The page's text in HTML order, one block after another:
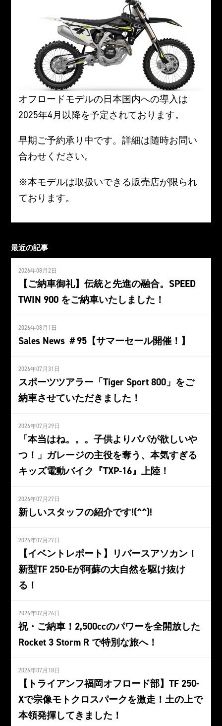
オフロードモデルの日本国内への導入は
2025年4月以降を予定されております。
早期ご予約承り中です。詳細は随時お問い
合わせください。
※本モデルは取扱いできる販売店が限られ
ております。
最近の記事
2026年08月2日
【ご納車御礼】伝統と先進の融合。SPEED
TWIN 900 をご納車いたしました！
2026年08月1日
Sales News ＃95【サマーセール開催！】
2026年07月31日
スポーツツアラー「Tiger Sport 800」をご
納車させていただきました！
2026年07月29日
「本当はね。。。子供よりパパが欲しいや
つ！」ガレージの主役を奪う、本気すぎる
キッズ電動バイク『TXP-16』上陸！
2026年07月27日
新しいスタッフの紹介です!(^^)!
2026年07月27日
【イベントレポート】リバースアソカン！
新型TF 250-Eが阿蘇の大自然を駆け抜け
る！
2026年07月26日
祝・ご納車！2,500ccのパワーを全開放した
Rocket 3 Storm R で特別な旅へ！
2026年07月18日
【トライアンフ福岡オフロード部】TF 250-
Xで宗像モトクロスパークを激走！土の上で
本領発揮してきました！